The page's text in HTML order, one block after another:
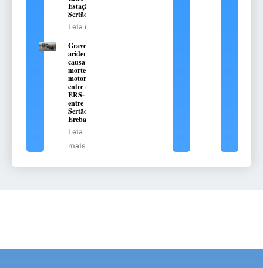
Estação e
Sertão
Leia mais
Grave
acidente
causa
morte de
motorista
entre na
ERS-135,
entre
Sertão e
Erebango
Leia
mais